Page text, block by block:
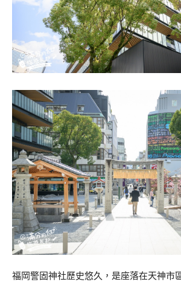
福岡警固神社歷史悠久，是座落在天神市